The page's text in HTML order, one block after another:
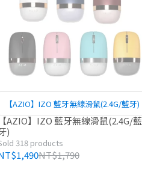
【AZIO】IZO 藍牙無線滑鼠(2.4G/藍牙)
【AZIO】IZO 藍牙無線滑鼠(2.4G/藍
)
318 products
NT$1,790